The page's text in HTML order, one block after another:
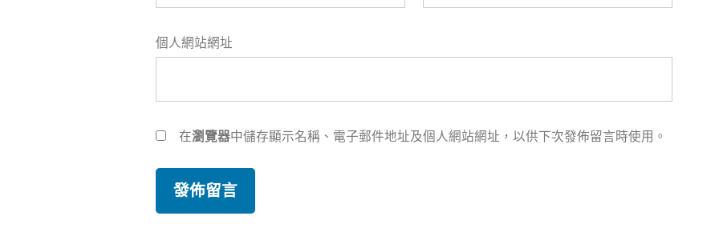
個人網站網址
在瀏覽器中儲存顯示名稱、電子郵件地址及個人網站網址，以供下次發佈留言時使用。